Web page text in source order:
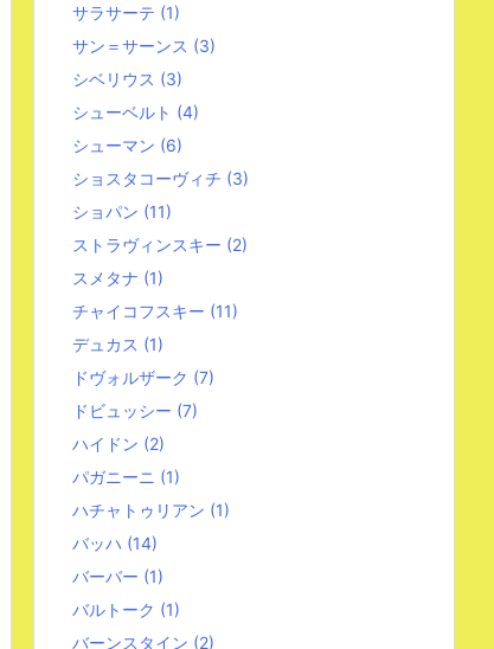
サラサーテ (1)
サン＝サーンス (3)
シベリウス (3)
シューベルト (4)
シューマン (6)
ショスタコーヴィチ (3)
ショパン (11)
ストラヴィンスキー (2)
スメタナ (1)
チャイコフスキー (11)
デュカス (1)
ドヴォルザーク (7)
ドビュッシー (7)
ハイドン (2)
パガニーニ (1)
ハチャトゥリアン (1)
バッハ (14)
バーバー (1)
バルトーク (1)
バーンスタイン (2)